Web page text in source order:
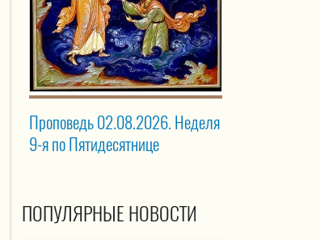
Проповедь 02.08.2026. Неделя
9-я по Пятидесятнице
ПОПУЛЯРНЫЕ НОВОСТИ